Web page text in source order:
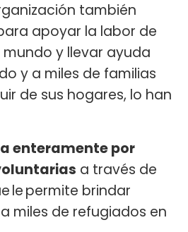
también
apoyar la labor de
mundo y llevar ayuda
y a miles de familias
de sus hogares, lo han
enteramente por
a través de
le permite brindar
miles de refugiados en